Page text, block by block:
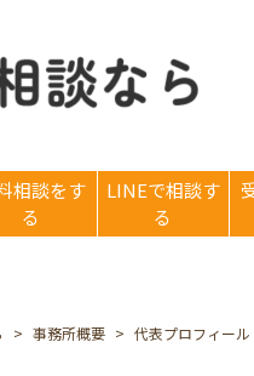
相談をす
る
LINEで相談す
る
事務所概要 代表プロフィール